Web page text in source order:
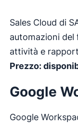
Sales Cloud di
automazioni del
attività e
Prezzo:
Google
Google